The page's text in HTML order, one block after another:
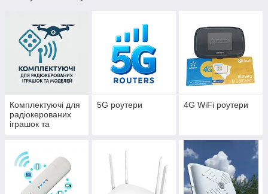
Комплектуючі для
радіокерованих
іграшок та
5G роутери 4G WiFi роутери